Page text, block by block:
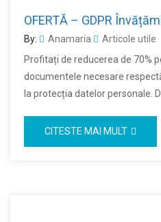
OFERTĂ – GDPR
By: Anamaria
Articole utile
Profitați de reducerea de 70%
documentele necesare
la protecția datelor personale.
CITESTE MAI MULT